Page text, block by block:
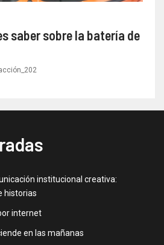
saber sobre la batería de
institucional creativa:
historias
internet
en las mañanas